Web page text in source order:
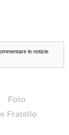
le notizie
Foto
Fratello